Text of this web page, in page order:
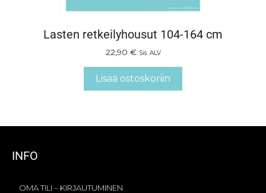
Lasten retkeilyhousut 104-164 cm
22,90 € Sis. ALV
Lisää ostoskoriin
INFO
OMA TILI – KIRJAUTUMINEN